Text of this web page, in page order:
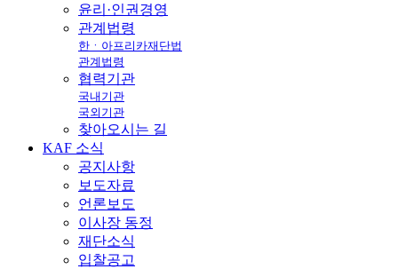
윤리·인권경영
관계법령
한ㆍ아프리카재단법
관계법령
협력기관
국내기관
국외기관
찾아오시는 길
KAF 소식
공지사항
보도자료
언론보도
이사장 동정
재단소식
입찰공고